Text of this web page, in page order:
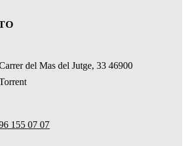
del Mas del Jutge, 33 46900
155 07 07